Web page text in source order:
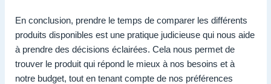
En conclusion, prendre le temps de comparer les différents
produits disponibles est une pratique judicieuse qui nous aide
à prendre des décisions éclairées. Cela nous permet de
trouver le produit qui répond le mieux à nos besoins et à
notre budget, tout en tenant compte de nos préférences